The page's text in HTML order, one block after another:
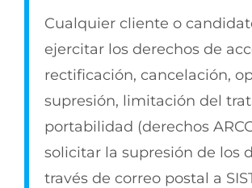
Cualquier cliente o
ejercitar los derechos de
rectificación, cancelación,
supresión, limitación del
portabilidad (derechos
solicitar la supresión de los
través de correo postal a